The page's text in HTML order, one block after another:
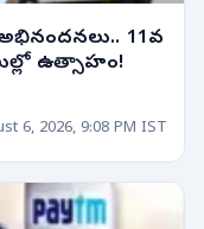
అభినందనలు.. 11వ
ఉత్సాహం!
6, 2026, 9:08 PM IST